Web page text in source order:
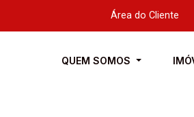
Área do Cliente
QUEM SOMOS